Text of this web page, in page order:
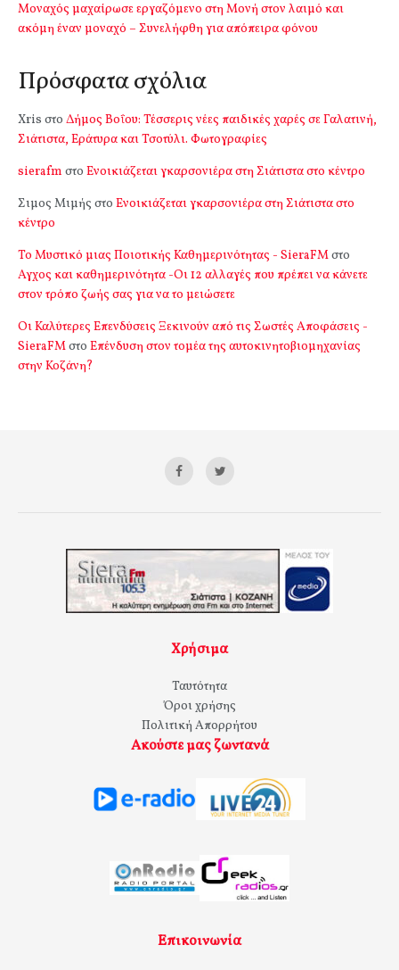
Μοναχός μαχαίρωσε εργαζόμενο στη Μονή στον λαιμό και
ακόμη έναν μοναχό – Συνελήφθη για απόπειρα φόνου
Πρόσφατα σχόλια
Xris στο Δήμος Βοΐου: Τέσσερις νέες παιδικές χαρές σε Γαλατινή,
Σιάτιστα, Εράτυρα και Τσοτύλι. Φωτογραφίες
sierafm στο Ενοικιάζεται γκαρσονιέρα στη Σιάτιστα στο κέντρο
Σιμος Μιμής στο Ενοικιάζεται γκαρσονιέρα στη Σιάτιστα στο
κέντρο
Το Μυστικό μιας Ποιοτικής Καθημερινότητας - SieraFMστο
Αγχος και καθημερινότητα -Οι 12 αλλαγές που πρέπει να κάνετε
στον τρόπο ζωής σας για να το μειώσετε
Οι Καλύτερες Επενδύσεις Ξεκινούν από τις Σωστές Αποφάσεις -
SieraFMστο Επένδυση στον τομέα της αυτοκινητοβιομηχανίας
στην Κοζάνη?
Χρήσιμα
Ταυτότητα
Όροι χρήσης
Πολιτική Απορρήτου
Ακούστε μας ζωντανά
Επικοινωνία